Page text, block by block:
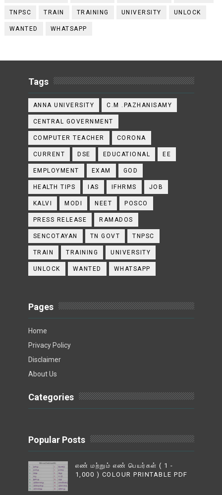
TNPSC TRAIN TRAINING UNIVERSITY UNLOCK
WANTED WHATSAPP
Tags
ANNA UNIVERSITY C.M .PAZHANISAMY
CENTRAL GOVERNMENT
COMPUTER TEACHER CORONA
CURRENT DSE EDUCATIONAL EE
EMPLOYMENT EXAM GOD
HEALTH TIPS IAS IFHRMS JOB
KALVI MODI NEET POSCO
PRESS RELEASE RAMADOS
SENCOTAYAN TN GOVT TNPSC
TRAIN TRAINING UNIVERSITY
UNLOCK WANTED WHATSAPP
Pages
Home
Privacy Policy
Disclaimer
About Us
Categories
Popular Posts
எண் மற்றும் எண் பெயர்கள் ( 1 -
1,000 ) COLOUR PRINTABLE PDF